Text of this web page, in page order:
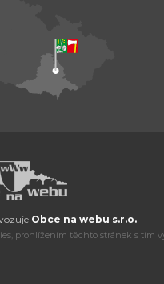
Obce na webu s.r.o.
prohlížením těchto stránek s tím